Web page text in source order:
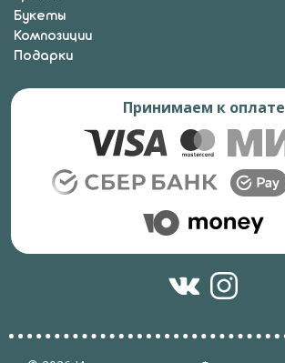
Букеты
Композиции
Подарки
Принимаем к оплате